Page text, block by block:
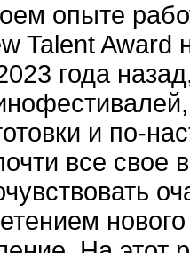
опыте
Talent
года
и по-
все